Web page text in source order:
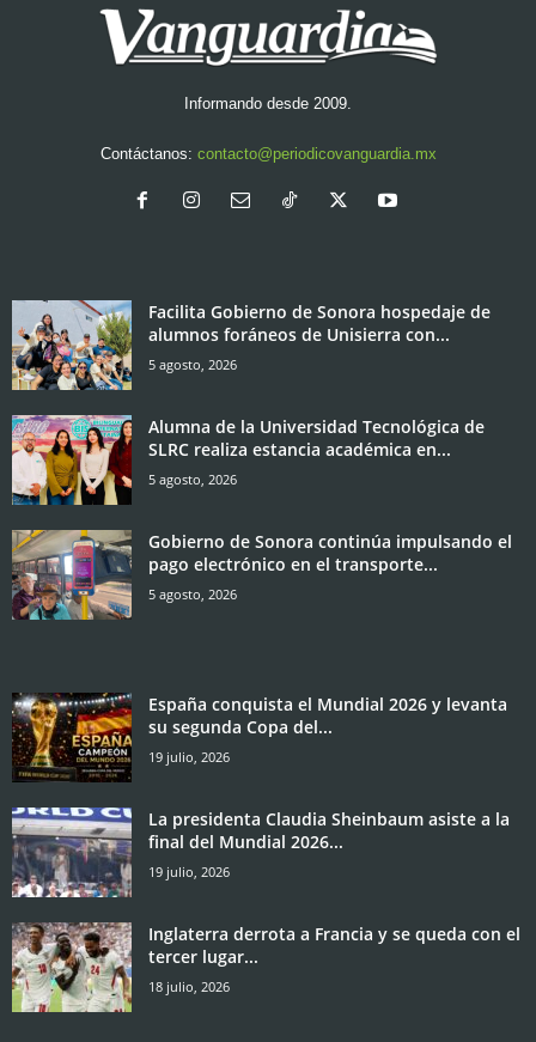
Informando desde 2009.
Contáctanos: contacto@periodicovanguardia.mx
Facilita Gobierno de Sonora hospedaje de
alumnos foráneos de Unisierra con...
5 agosto, 2026
Alumna de la Universidad Tecnológica de
SLRC realiza estancia académica en...
5 agosto, 2026
Gobierno de Sonora continúa impulsando el
pago electrónico en el transporte...
5 agosto, 2026
España conquista el Mundial 2026 y levanta
su segunda Copa del...
19 julio, 2026
La presidenta Claudia Sheinbaum asiste a la
final del Mundial 2026...
19 julio, 2026
Inglaterra derrota a Francia y se queda con el
tercer lugar...
18 julio, 2026